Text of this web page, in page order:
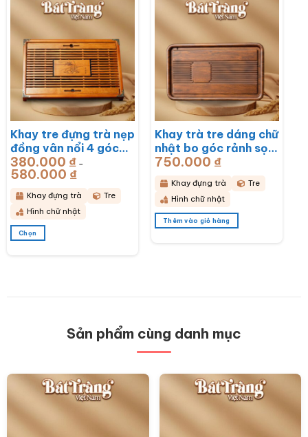
nhiều
thể.
Các
chọn
thể
chọn
trên
trang
sản
phẩm
Các
chọn
thể
chọn
trên
trang
sản
phẩm
Khay tre đựng trà nẹp
đồng vân nổi 4 góc
khắc hoa lan
43x28x6cm BT-
KDT15
380.000 ₫ –
580.000 ₫Khoảng
giá:
từ
380.000 ₫
đến
580.000 ₫
Khay đựng trà
Tre
Hình chữ nhật
Chọn
thể
Khay trà tre dáng chữ
nhật bo góc rảnh sọc
50x28x3cm BT-
KDT14
750.000 ₫
Khay đựng trà
Tre
Hình chữ nhật
Thêm vào giỏ hàng
Sản phẩm cùng danh mục